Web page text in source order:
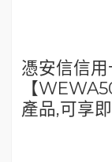
憑安信信
【
產品,可享